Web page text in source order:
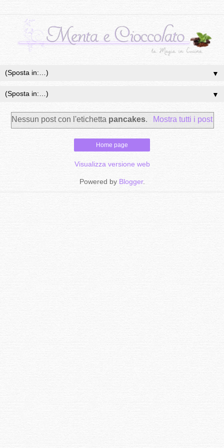
▼
▼
Nessun post con l'etichetta pancakes. Mostra tutti i post
Home page
Visualizza versione web
Powered by Blogger.